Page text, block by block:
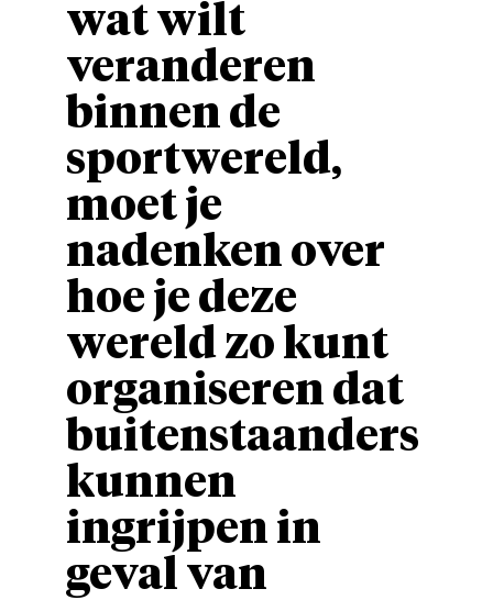
wat wilt
veranderen
binnen de
sportwereld,
moet je
nadenken over
hoe je deze
wereld zo kunt
organiseren dat
buitenstaanders
kunnen
ingrijpen in
geval van